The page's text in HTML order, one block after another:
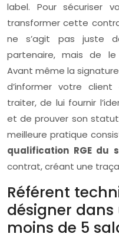
label. Pour sécuriser
transformer cette
ne s’agit pas juste
partenaire, mais de le
Avant même la
d’informer votre
traiter, de lui fournir
et de prouver son statut
meilleure pratique
qualification RGE du
contrat, créant une
Référent
désigner
moins de 5